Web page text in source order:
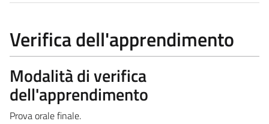
Verifica dell'apprendimento
Modalità di verifica
dell'apprendimento
Prova orale finale.